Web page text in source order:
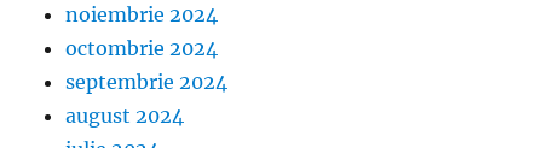
noiembrie 2024
octombrie 2024
septembrie 2024
august 2024